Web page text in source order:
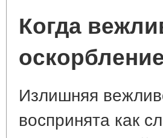
Когда
Излишняя
воспринята как